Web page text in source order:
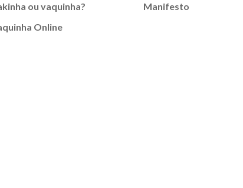
ou vaquinha?
Online
Manifesto